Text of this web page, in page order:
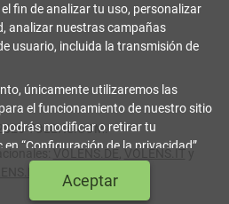
TOLENS.COM.
Índice
fin de analizar tu uso, personalizar
analizar nuestras campañas
usuario, incluida la transmisión de
únicamente utilizaremos las
el funcionamiento de nuestro sitio
modificar o retirar tu
en Configuración de la privacidad
en nuestraPolítica de
Aceptar